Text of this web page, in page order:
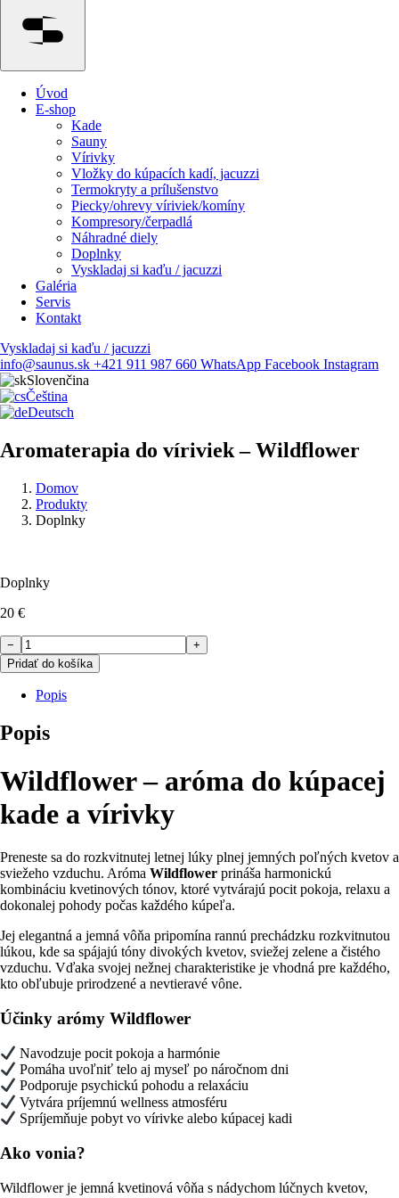
Úvod
E-shop
Kade
Sauny
Vírivky
Vložky do kúpacích kadí, jacuzzi
Termokryty a prílušenstvo
Piecky/ohrevy víriviek/komíny
Kompresory/čerpadlá
Náhradné diely
Doplnky
Vyskladaj si kaďu / jacuzzi
Galéria
Servis
Kontakt
Vyskladaj si kaďu / jacuzzi
info@saunus.sk +421 911 987 660 WhatsApp Facebook Instagram
Slovenčina
Čeština
Deutsch
Aromaterapia do víriviek – Wildflower
Domov
Produkty
Doplnky
Doplnky
20 €
množstvo
Aromaterapia
do
víriviek
Wildflower
−
+
Pridať do košíka
Popis
Popis
Wildflower – aróma do kúpacej
kade a vírivky
Preneste sa do rozkvitnutej letnej lúky plnej jemných poľných kvetov a
sviežeho vzduchu. Aróma Wildflower prináša harmonickú
kombináciu kvetinových tónov, ktoré vytvárajú pocit pokoja, relaxu a
dokonalej pohody počas každého kúpeľa.
Jej elegantná a jemná vôňa pripomína rannú prechádzku rozkvitnutou
lúkou, kde sa spájajú tóny divokých kvetov, sviežej zelene a čistého
vzduchu. Vďaka svojej nežnej charakteristike je vhodná pre každého,
kto obľubuje prirodzené a nevtieravé vône.
Účinky arómy Wildflower
Navodzuje pocit pokoja a harmónie
Pomáha uvoľniť telo aj myseľ po náročnom dni
Podporuje psychickú pohodu a relaxáciu
Vytvára príjemnú wellness atmosféru
Spríjemňuje pobyt vo vírivke alebo kúpacej kadi
Ako vonia?
Wildflower je jemná kvetinová vôňa s nádychom lúčnych kvetov,